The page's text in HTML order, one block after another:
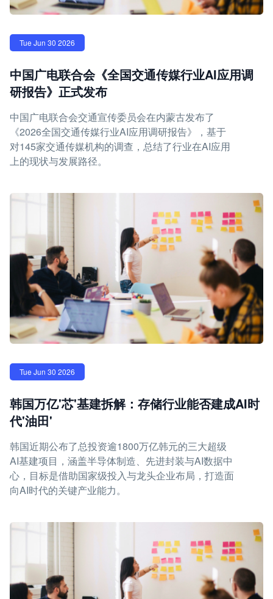
Tue Jun 30 2026
中国广电联合会《全国交通传媒行业AI应用调
研报告》正式发布
中国广电联合会交通宣传委员会在内蒙古发布了
《2026全国交通传媒行业AI应用调研报告》，基于
对145家交通传媒机构的调查，总结了行业在AI应用
上的现状与发展路径。
Tue Jun 30 2026
韩国万亿'芯'基建拆解：存储行业能否建成AI时
代'油田'
韩国近期公布了总投资逾1800万亿韩元的三大超级
AI基建项目，涵盖半导体制造、先进封装与AI数据中
心，目标是借助国家级投入与龙头企业布局，打造面
向AI时代的关键产业能力。